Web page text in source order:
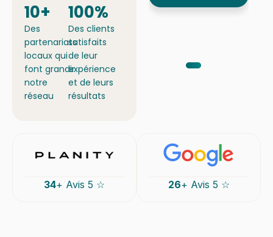
Des
partenariats
locaux qui
font grandir
notre
réseau
10+
Des clients
satisfaits
de leur
expérience
et de leurs
résultats
100%
vivement !
34+ Avis 5 ☆ 26+ Avis 5 ☆